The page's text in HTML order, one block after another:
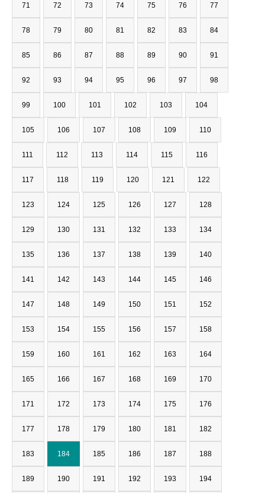
71 72 73 74 75 76 77
78 79 80 81 82 83 84
85 86 87 88 89 90 91
92 93 94 95 96 97 98
99 100 101 102 103 104
105 106 107 108 109 110
111 112 113 114 115 116
117 118 119 120 121 122
123 124 125 126 127 128
129 130 131 132 133 134
135 136 137 138 139 140
141 142 143 144 145 146
147 148 149 150 151 152
153 154 155 156 157 158
159 160 161 162 163 164
165 166 167 168 169 170
171 172 173 174 175 176
177 178 179 180 181 182
183 184 185 186 187 188
189 190 191 192 193 194